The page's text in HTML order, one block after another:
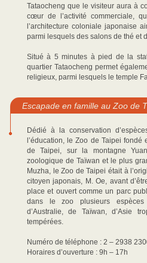
Tataocheng que le visiteur aura à
cœur de l’activité commerciale,
l’architecture coloniale japonaise
parmi lesquels des salons de thé et
Situé à 5 minutes à pied de la
quartier Tataocheng permet
religieux, parmi lesquels le temple
Escapade en famille au Zoo de
Dédié à la conservation
l’éducation, le Zoo de Taipei
de Taipei, sur la montagne
zoologique de Taïwan et le plus
Muzha, le Zoo de Taipei était à
citoyen japonais, M. Oe, avant
place et ouvert comme un parc
dans le zoo plusieurs espèces
d’Australie, de Taïwan, d’Asie
tempérées.
Numéro de téléphone : 2 – 2938
Horaires d’ouverture : 9h – 17h